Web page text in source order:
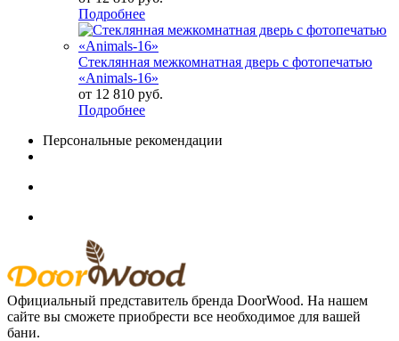
Подробнее
Стеклянная межкомнатная дверь с фотопечатью
«Animals-16»
от 12 810 руб.
Подробнее
Персональные рекомендации
Официальный представитель бренда DoorWood. На нашем
сайте вы сможете приобрести все необходимое для вашей
бани.